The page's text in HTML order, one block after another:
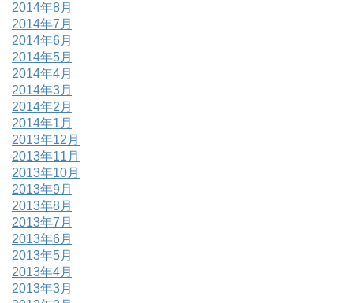
2014年8月
2014年7月
2014年6月
2014年5月
2014年4月
2014年3月
2014年2月
2014年1月
2013年12月
2013年11月
2013年10月
2013年9月
2013年8月
2013年7月
2013年6月
2013年5月
2013年4月
2013年3月